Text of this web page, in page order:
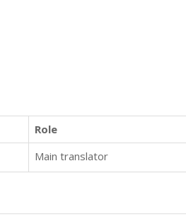
Role
Main translator